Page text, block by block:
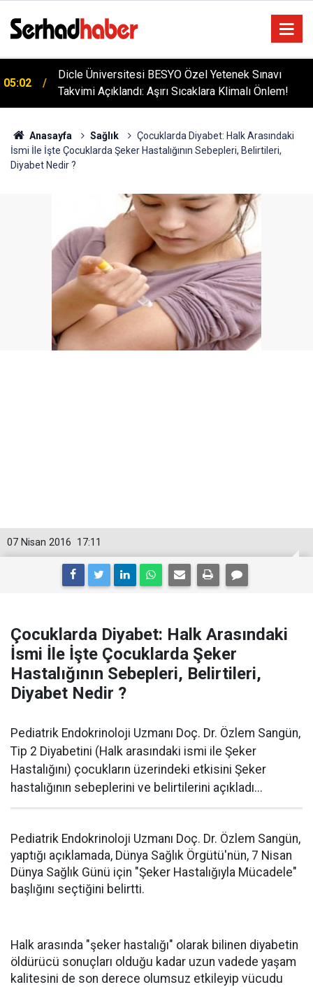
04:51
Diyarbakır'da İşçi Kıyımı: 45 Derece Sıcakta 763
Gündür Adalet Bekliyorlar
Anasayfa Sağlık
Çocuklarda Diyabet: Halk Arasındaki
İsmi İle İşte Çocuklarda Şeker Hastalığının Sebepleri, Belirtileri,
Diyabet Nedir ?
17:11
07 Nisan 2016
Çocuklarda Diyabet: Halk Arasındaki
İsmi İle İşte Çocuklarda Şeker
Hastalığının Sebepleri, Belirtileri,
Diyabet Nedir ?
Pediatrik Endokrinoloji Uzmanı Doç. Dr. Özlem Sangün,
Tip 2 Diyabetini (Halk arasındaki ismi ile Şeker
Hastalığını) çocukların üzerindeki etkisini Şeker
hastalığının sebeplerini ve belirtilerini açıkladı...
Pediatrik Endokrinoloji Uzmanı Doç. Dr. Özlem Sangün,
yaptığı açıklamada, Dünya Sağlık Örgütü'nün, 7 Nisan
Dünya Sağlık Günü için "Şeker Hastalığıyla Mücadele"
başlığını seçtiğini belirtti.
Halk arasında "şeker hastalığı" olarak bilinen diyabetin
öldürücü sonuçları olduğu kadar uzun vadede yaşam
kalitesini de son derece olumsuz etkileyip vücudu